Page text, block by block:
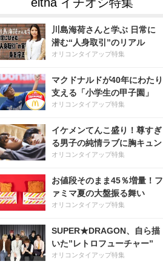
川島海荷さんと学ぶ 日常に
潜む“人身取引”のリアル
オリコンタイアップ特集
マクドナルドが40年にわたり
支える「小学生の甲子園」
オリコンタイアップ特集
イケメンてんこ盛り！尊すぎ
る男子の純情ラブに胸キュン
オリコンタイアップ特集
お値段そのまま45％増量！フ
ァミマ夏の大盤振る舞い
オリコンタイアップ特集
SUPER★DRAGON、自ら描
いた”レトロフューチャー”
オリコンタイアップ特集